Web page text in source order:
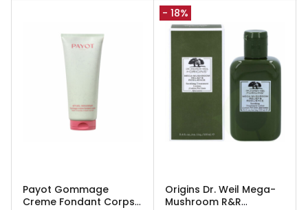
Payot Gommage
Creme Fondant Corps -
- 18%
Origins Dr. Weil Mega-
Mushroom R&R